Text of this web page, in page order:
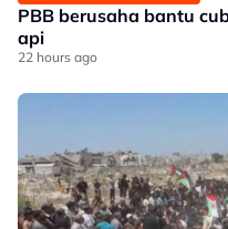
PBB berusaha bantu
api
22 hours ago